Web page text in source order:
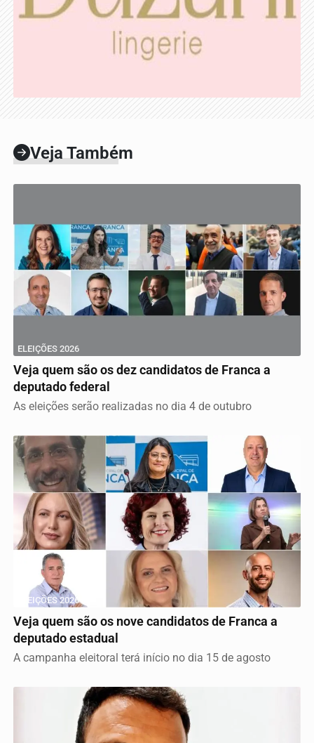
Veja Também
ELEIÇÕES 2026
Veja quem são os dez candidatos de Franca a
deputado federal
As eleições serão realizadas no dia 4 de outubro
ELEIÇÕES 2026
Veja quem são os nove candidatos de Franca a
deputado estadual
A campanha eleitoral terá início no dia 15 de agosto